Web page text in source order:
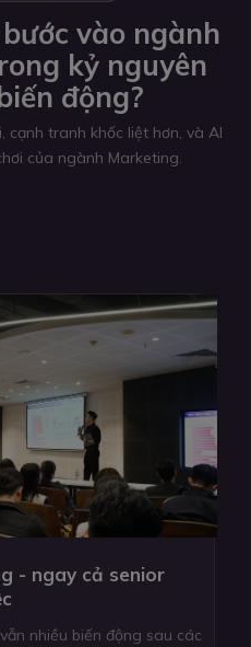
vào ngành
kỷ nguyên
động?
cạnh tranh khốc liệt hơn, và AI
của ngành Marketing.
- ngay cả senior
nhiều biến động sau các